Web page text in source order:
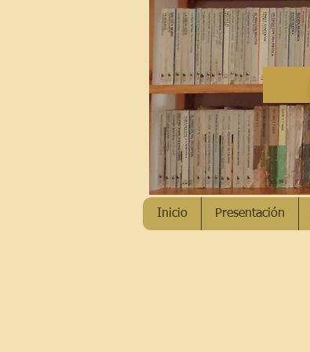
Inicio Presentación